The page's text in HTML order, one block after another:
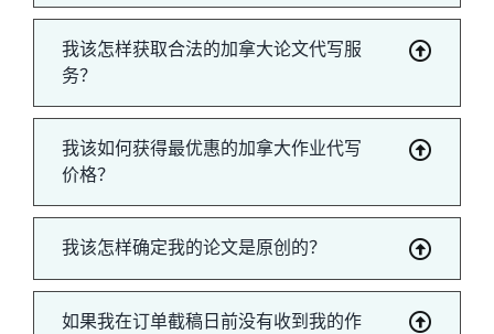
我该怎样获取合法的加拿大论文代写服
务？
我该如何获得最优惠的加拿大作业代写
价格？
我该怎样确定我的论文是原创的？
如果我在订单截稿日前没有收到我的作